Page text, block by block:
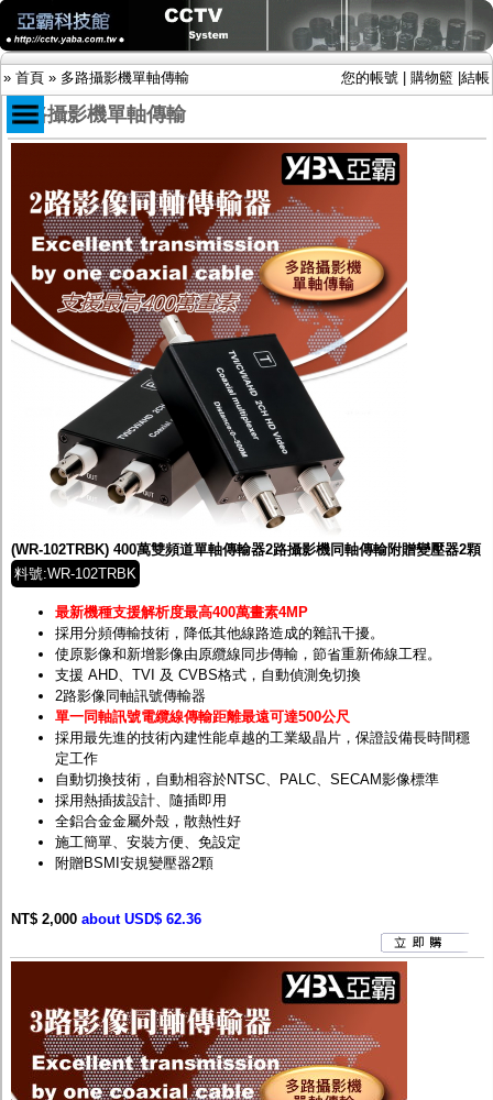
» 首頁 » 多路攝影機單軸傳輸 您的帳號 購物籃 結帳
限時促銷特惠專案
IP網路攝影機及錄放影機
AHD DVR數位錄放影機
AHD半球型(適用屋內)
AHD中小型紅外線攝影機(適用騎樓、室內外)
AHD防護罩型攝影機(適用屋外，紅外線照射
距離遠）
AHD特殊功能型攝影機
旋轉型攝影機.旋轉台
傳統高解析攝影機
投光設備
防護罩及支架
多路攝影機單軸傳輸
監聽器.麥克風
視訊轉換設備
雙絞線傳輸器
雜訊改善器
分配放大器
網路線用水晶頭
網路線
懶人線.同軸線.花線
線頭.插座.延長線.HDMI線
集線盒.防水盒.配線盒
變壓器.避雷器
轉接頭
偽裝嚇阻假監視器. 警示防盜貼紙
行車紀錄器.車用插座配件
電腦工業機殼
客訂商品
多路攝影機單軸傳輸
(WR-102TRBK) 400萬雙頻道單軸傳輸器2路攝影機同軸傳輸附贈變壓器2顆
料號:WR-102TRBK
最新機種支援解析度最高400萬畫素4MP
採用分頻傳輸技術，降低其他線路造成的雜訊干擾。
使原影像和新增影像由原纜線同步傳輸，節省重新佈線工程。
支援 AHD、TVI 及 CVBS格式，自動偵測免切換
2路影像同軸訊號傳輸器
單一同軸訊號電纜線傳輸距離最遠可達500公尺
採用最先進的技術內建性能卓越的工業級晶片，保證設備長時間穩
定工作
自動切換技術，自動相容於NTSC、PALC、SECAM影像標準
採用熱插拔設計、隨插即用
全鋁合金金屬外殼，散熱性好
施工簡單、安裝方便、免設定
附贈BSMI安規變壓器2顆
NT$ 2,000 about USD$ 62.36